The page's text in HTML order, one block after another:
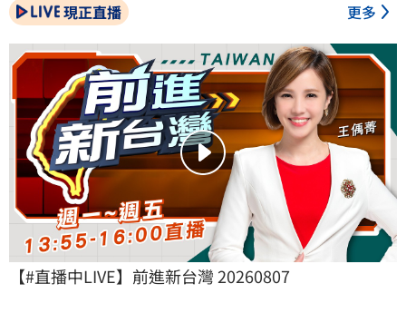
現正直播 更多
【#直播中LIVE】前進新台灣 20260807